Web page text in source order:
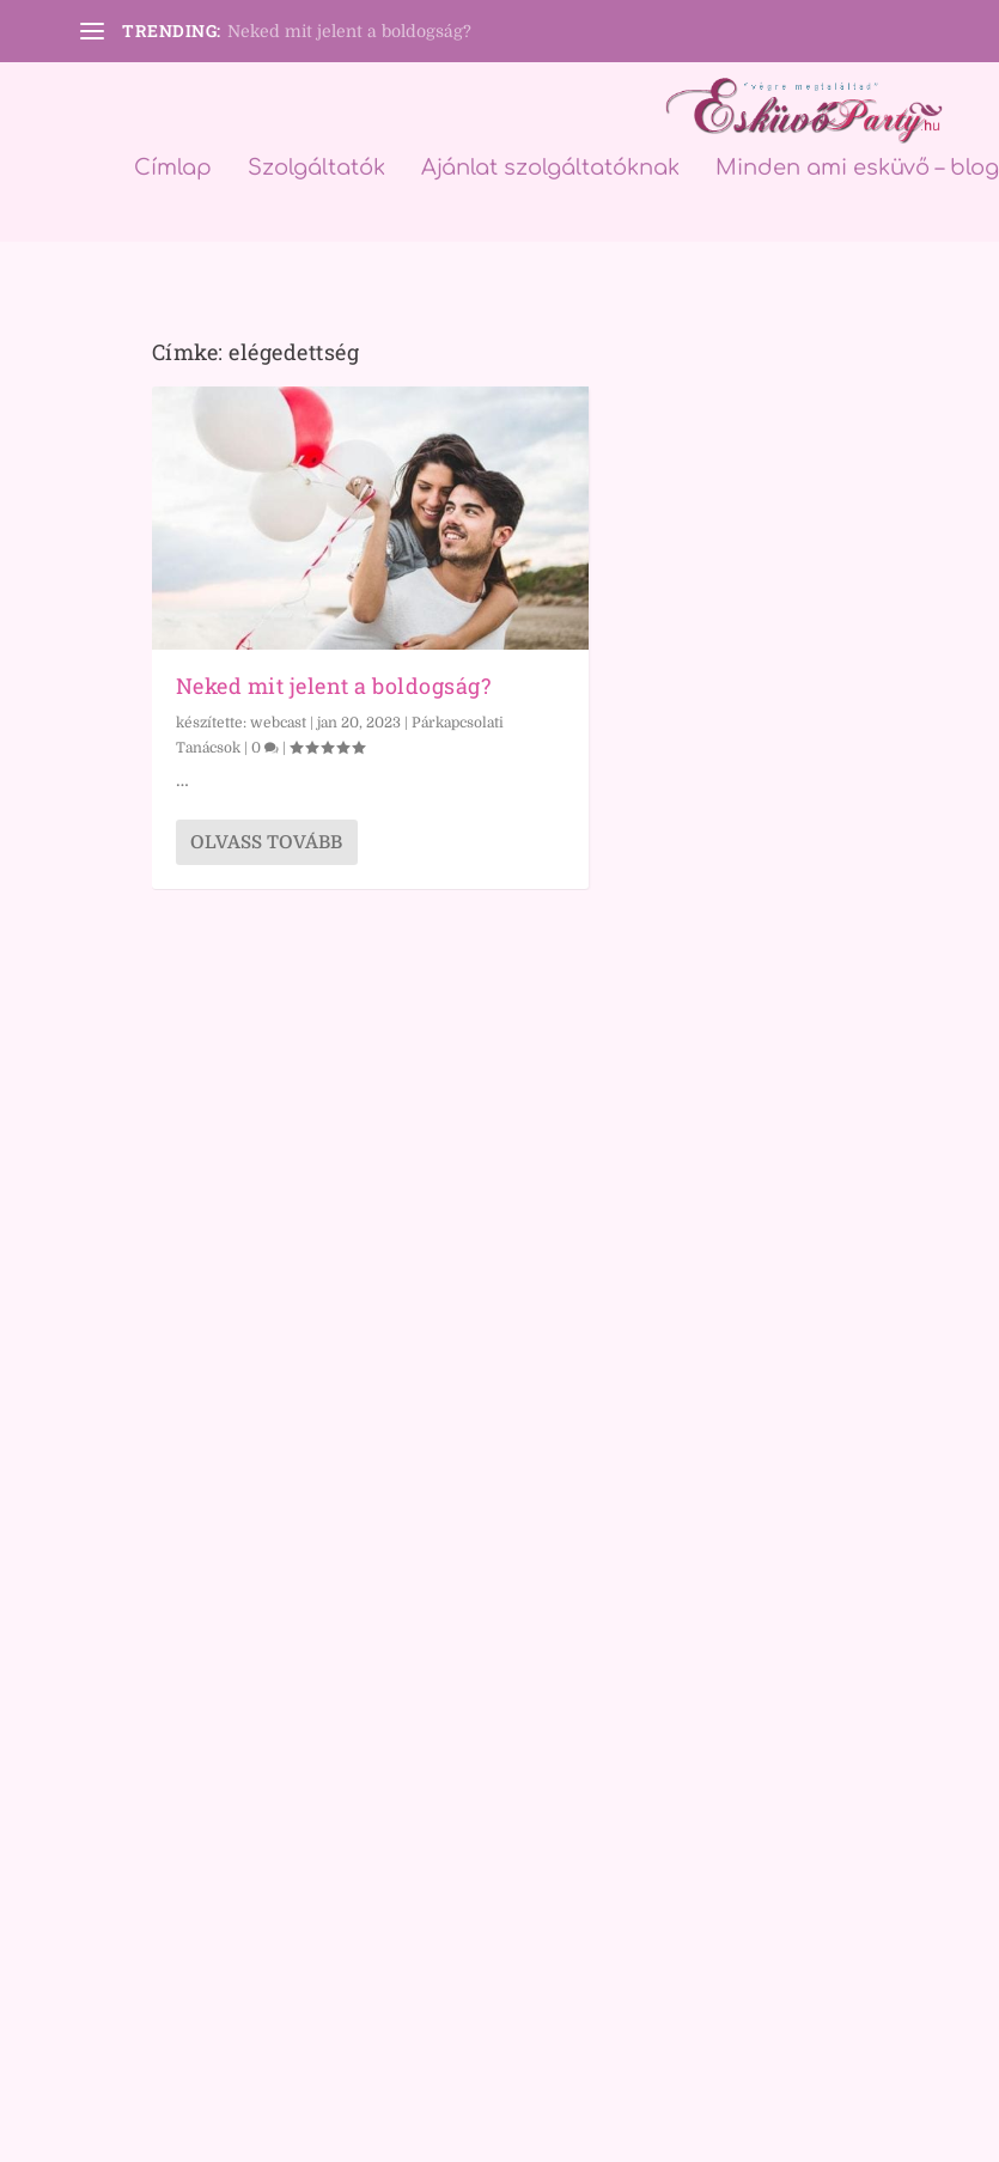
TRENDING: Neked mit jelent a boldogság?
Címlap Szolgáltatók Ajánlat szolgáltatóknak Minden ami esküvő – blog
Címke: elégedettség
Neked mit jelent a boldogság?
készítette: webcast| jan 20, 2023| Párkapcsolati
Tanácsok| 0 |
…
OLVASS TOVÁBB